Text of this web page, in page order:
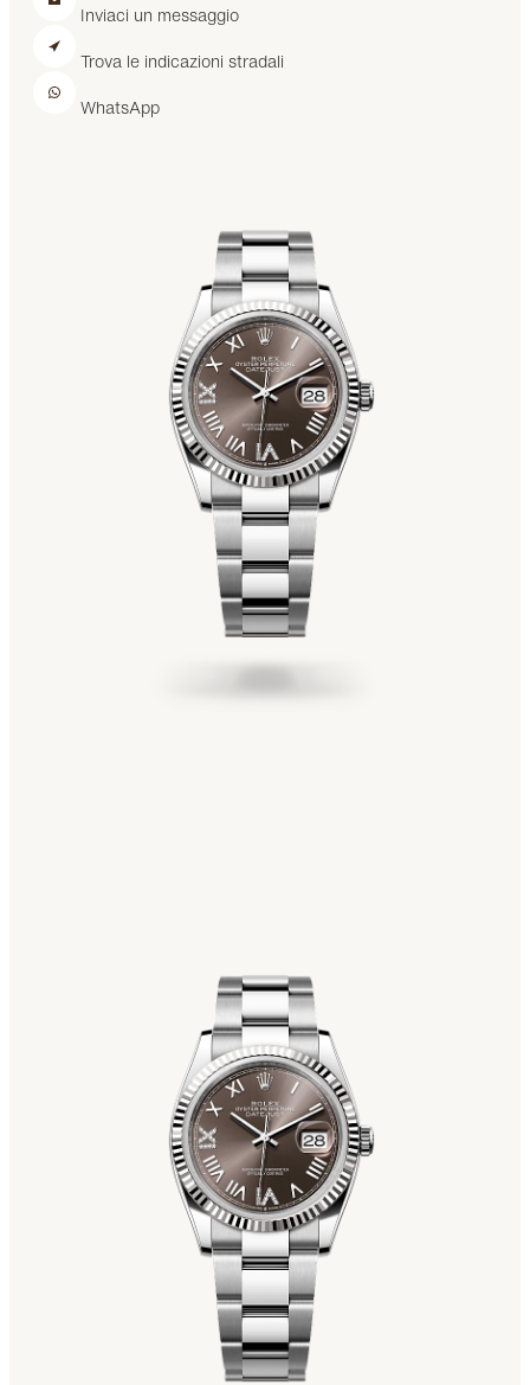
Inviaci un messaggio
Trova le indicazioni stradali
WhatsApp